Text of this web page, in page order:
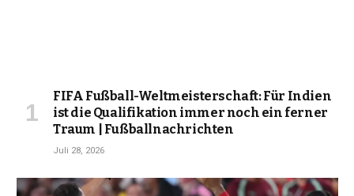
FIFA Fußball-Weltmeisterschaft: Für Indien
ist die Qualifikation immer noch ein ferner
Traum | Fußballnachrichten
Juli 28, 2026